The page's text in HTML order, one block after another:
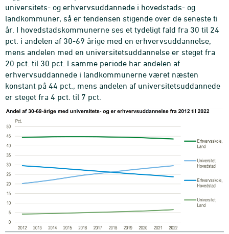
universitets- og erhvervsuddannede i hovedstads- og
landkommuner, så er tendensen stigende over de seneste ti
år. I hovedstadskommunerne ses et tydeligt fald fra 30 til 24
pct. i andelen af 30-69 årige med en erhvervsuddannelse,
mens andelen med en universitetsuddannelse er steget fra
20 pct. til 30 pct. I samme periode har andelen af
erhvervsuddannede i landkommunerne været næsten
konstant på 44 pct., mens andelen af universitetsuddannede
er steget fra 4 pct. til 7 pct.